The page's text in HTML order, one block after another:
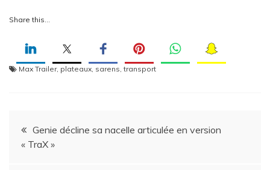
Share this…
Max Trailer, plateaux, sarens,transport
Navigation
de
Genie décline sa nacelle articulée en version
« TraX »